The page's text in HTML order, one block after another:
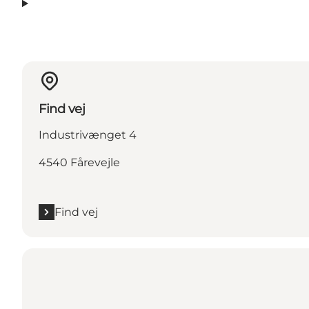
Find vej
Industrivænget 4
4540 Fårevejle
Find vej